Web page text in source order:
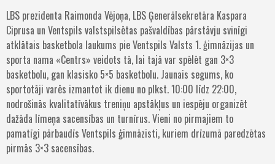
LBS prezidenta Raimonda Vējoņa, LBS Ģenerālsekretāra Kaspara
Ciprusa un Ventspils valstspilsētas pašvaldības pārstāvju svinīgi
atklātais basketbola laukums pie Ventspils Valsts 1. ģimnāzijas un
sporta nama «Centrs» veidots tā, lai tajā var spēlēt gan 3×3
basketbolu, gan klasisko 5×5 basketbolu. Jaunais segums, ko
sportotāji varēs izmantot ik dienu no plkst. 10:00 līdz 22:00,
nodrošinās kvalitatīvākus treniņu apstākļus un iespēju organizēt
dažāda līmeņa sacensības un turnīrus. Vieni no pirmajiem to
pamatīgi pārbaudīs Ventspils ģimnāzisti, kuriem drīzumā paredzētas
pirmās 3×3 sacensības.